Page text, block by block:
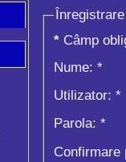
* Câmp
Nume: *
Utilizator: *
Parola: *
Confirmare